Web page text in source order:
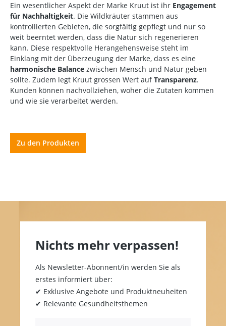
Ein wesentlicher Aspekt der Marke Kruut ist ihr Engagement
für Nachhaltigkeit. Die Wildkräuter stammen aus
kontrollierten Gebieten, die sorgfältig gepflegt und nur so
weit beerntet werden, dass die Natur sich regenerieren
kann. Diese respektvolle Herangehensweise steht im
Einklang mit der Überzeugung der Marke, dass es eine
harmonische Balance zwischen Mensch und Natur geben
sollte. Zudem legt Kruut grossen Wert aufTransparenz.
Kunden können nachvollziehen, woher die Zutaten kommen
und wie sie verarbeitet werden.
Zu den Produkten
Nichts mehr verpassen!
Als Newsletter-Abonnent/in werden Sie als
erstes informiert über:
✔ Exklusive Angebote und Produktneuheiten
✔ Relevante Gesundheitsthemen